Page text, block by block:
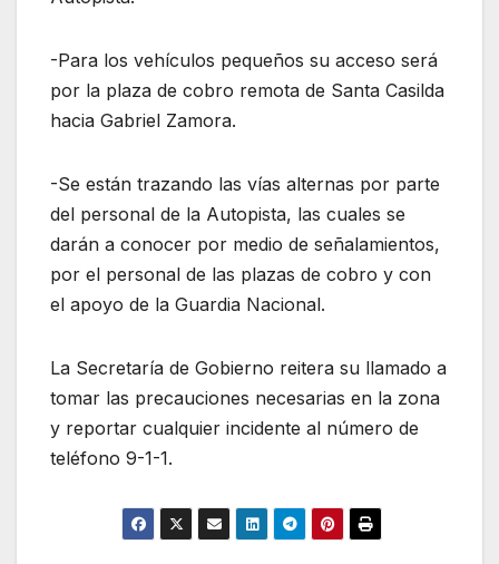
-Para los vehículos pequeños su acceso será
por la plaza de cobro remota de Santa Casilda
hacia Gabriel Zamora.
-Se están trazando las vías alternas por parte
del personal de la Autopista, las cuales se
darán a conocer por medio de señalamientos,
por el personal de las plazas de cobro y con
el apoyo de la Guardia Nacional.
La Secretaría de Gobierno reitera su llamado a
tomar las precauciones necesarias en la zona
y reportar cualquier incidente al número de
teléfono 9-1-1.